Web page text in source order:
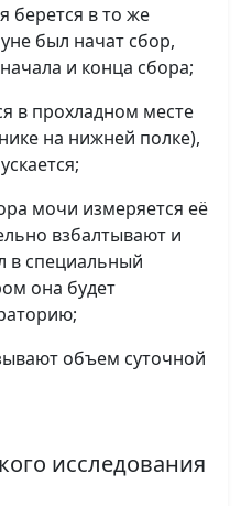
берется в то же
был начат сбор,
и конца сбора;
в прохладном месте
на нижней полке),
мочи измеряется её
взбалтывают и
в специальный
она будет
объем суточной
исследования